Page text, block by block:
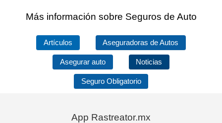
Más información sobre Seguros de Auto
Artículos Aseguradoras de Autos
Asegurar auto Noticias
Seguro Obligatorio
App Rastreator.mx